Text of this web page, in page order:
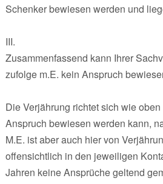
Schenker bewiesen werden und
III.
Zusammenfassend kann Ihrer
zufolge m.E. kein Anspruch
Die Verjährung richtet sich wie
Anspruch bewiesen werden kann,
M.E. ist aber auch hier von
offensichtlich in den jeweiligen
Jahren keine Ansprüche geltend